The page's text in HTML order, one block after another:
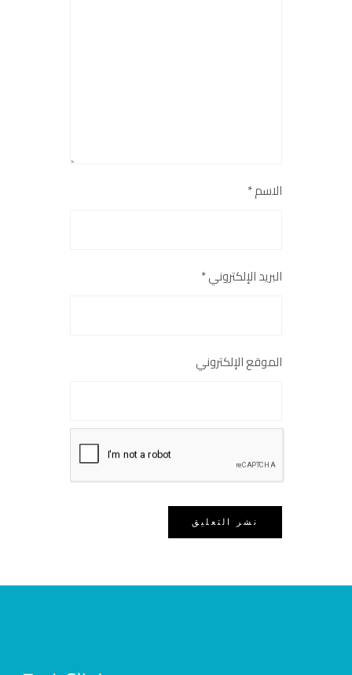
الاسم*
البريد الإلكتروني*
الموقع الإلكتروني
احفظ اسمي وبريدي وموقعي في هذا
المتصفح للمرة القادمة التي أعلّق فيها.